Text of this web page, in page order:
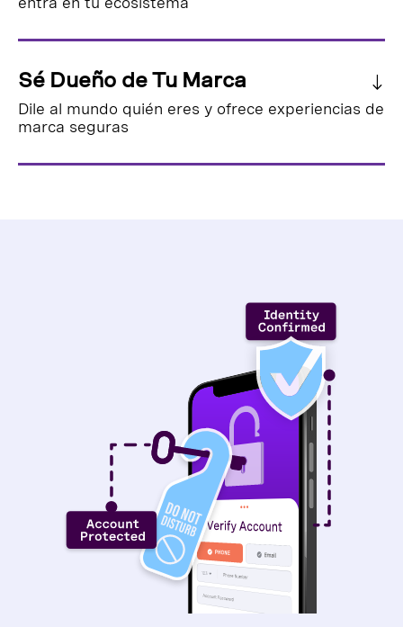
Sé Dueño de Tu Marca
Dile al mundo quién eres y ofrece experiencias de
marca seguras